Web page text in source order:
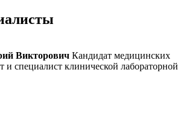
Викторович Кандидат медицинских
и специалист клинической лабораторной